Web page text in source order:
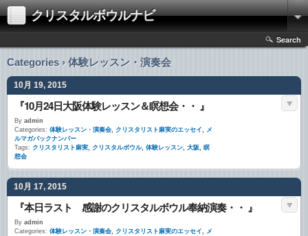
クリスタルボウルナビ
Search
Categories › 体験レッスン・演奏会
10月 19, 2015
『10月24日大阪体験レッスン＆瞑想会・・ 』
By admin
Categories: 体験レッスン・演奏会, クリスタリスト麻実のエッセイ, メ
ルマガバックナンバー
Tags: クリスタリスト麻実, クリスタルボウル, 体験レッスン, 大阪, 瞑
想会
10月 17, 2015
『本日ラスト 感謝のクリスタルボウル奉納演奏・・ 』
By admin
Categories: 体験レッスン・演奏会, クリスタリスト麻実のエッセイ, メ